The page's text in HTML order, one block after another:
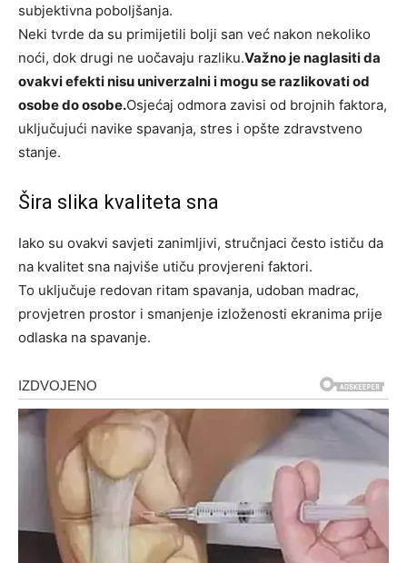
subjektivna poboljšanja.
Neki tvrde da su primijetili bolji san već nakon nekoliko
noći, dok drugi ne uočavaju razliku.Važno je naglasiti da
ovakvi efekti nisu univerzalni i mogu se razlikovati od
osobe do osobe.Osjećaj odmora zavisi od brojnih faktora,
uključujući navike spavanja, stres i opšte zdravstveno
stanje.
Šira slika kvaliteta sna
Iako su ovakvi savjeti zanimljivi, stručnjaci često ističu da
na kvalitet sna najviše utiču provjereni faktori.
To uključuje redovan ritam spavanja, udoban madrac,
provjetren prostor i smanjenje izloženosti ekranima prije
odlaska na spavanje.